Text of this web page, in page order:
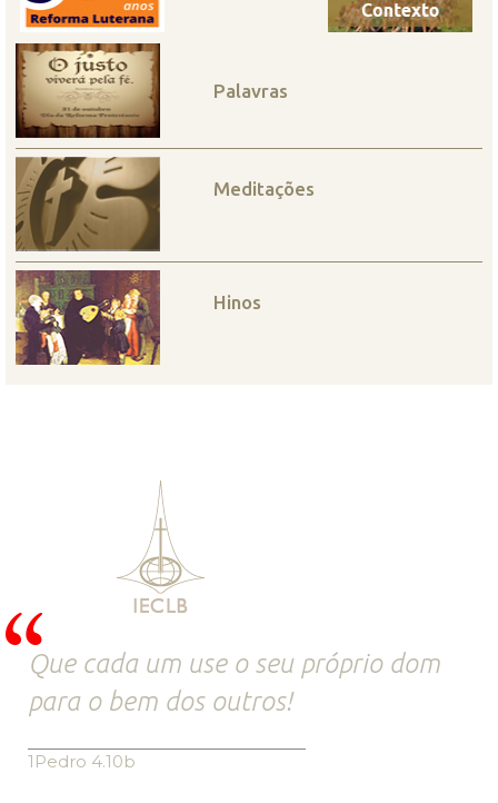
Palavras
Meditações
Hinos
Que cada um use o seu próprio dom
para o bem dos outros!
1Pedro 4.10b